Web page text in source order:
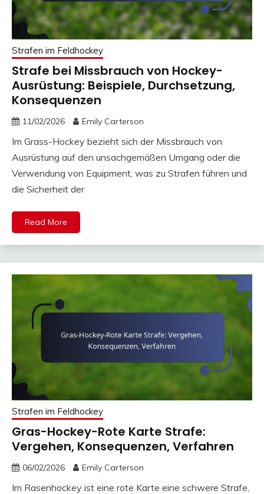
Strafen im Feldhockey
Strafe bei Missbrauch von Hockey-
Ausrüstung: Beispiele, Durchsetzung,
Konsequenzen
11/02/2026 Emily Carterson
Im Grass-Hockey bezieht sich der Missbrauch von
Ausrüstung auf den unsachgemäßen Umgang oder die
Verwendung von Equipment, was zu Strafen führen und
die Sicherheit der
Read More
Strafen im Feldhockey
Gras-Hockey-Rote Karte Strafe:
Vergehen, Konsequenzen, Verfahren
06/02/2026 Emily Carterson
Im Rasenhockey ist eine rote Karte eine schwere Strafe,